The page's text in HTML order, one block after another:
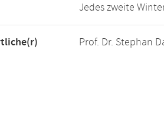
Jedes zweite
Prof. Dr. Stephan